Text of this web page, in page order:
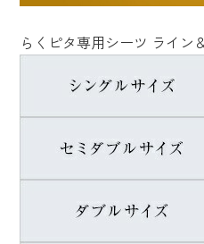
らくピタ専用シーツ ライン